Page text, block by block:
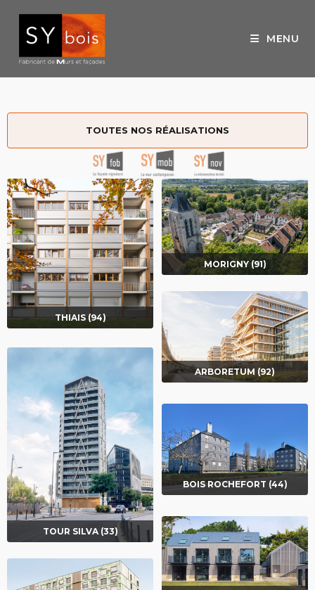
MENU
TOUTES NOS RÉALISATIONS
THIAIS (94)
MORIGNY (91)
ARBORETUM (92)
TOUR SILVA (33)
BOIS ROCHEFORT (44)